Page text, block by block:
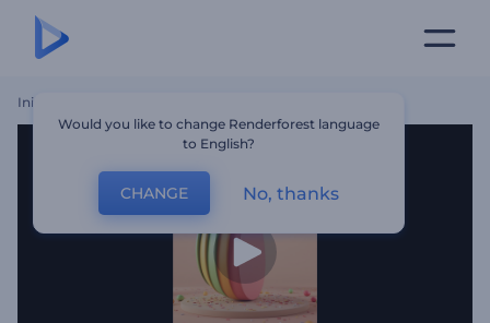
Inicio
Would you like to change Renderforest language
to English?
CHANGE No, thanks